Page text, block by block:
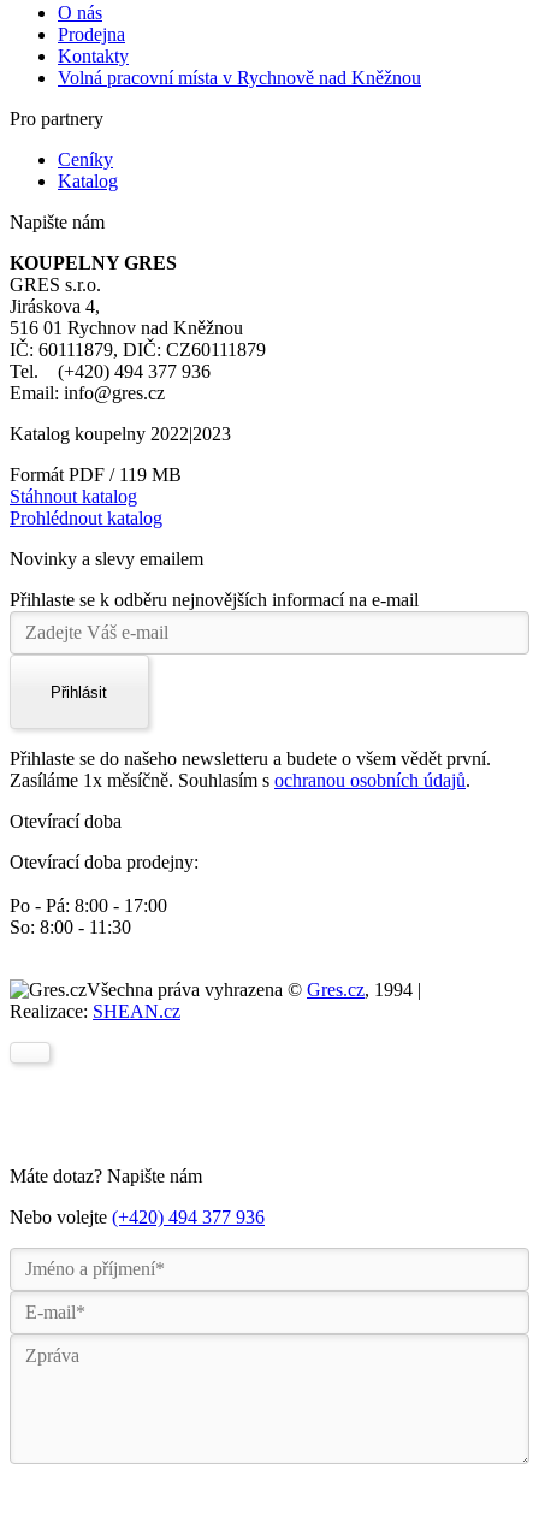
O nás
Prodejna
Kontakty
Volná pracovní místa v Rychnově nad Kněžnou
Pro partnery
Ceníky
Katalog
Napište nám
KOUPELNY GRES
GRES s.r.o.
Jiráskova 4,
516 01 Rychnov nad Kněžnou
IČ: 60111879, DIČ: CZ60111879
Tel. (+420) 494 377 936
Email: info@gres.cz
Katalog koupelny 2022|2023
Formát PDF / 119 MB
Stáhnout katalog
Prohlédnout katalog
Novinky a slevy emailem
Přihlaste se k odběru nejnovějších informací na e-mail
Přihlásit
Přihlaste se do našeho newsletteru a budete o všem vědět první.
Zasíláme 1x měsíčně. Souhlasím s ochranou osobních údajů.
Otevírací doba
Otevírací doba prodejny:
Po - Pá: 8:00 - 17:00
So: 8:00 - 11:30
Všechna práva vyhrazena © Gres.cz, 1994 |
Realizace: SHEAN.cz
Máte dotaz? Napište nám
Nebo volejte (+420) 494 377 936